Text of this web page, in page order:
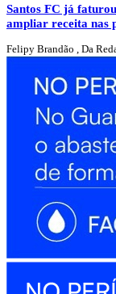
Santos FC já
ampliar receita nas
Felipy Brandão , Da